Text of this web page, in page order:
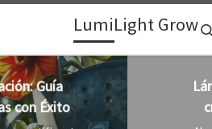
Skip to contentLumiLight Grow
Lámparas para indoor:
crecimiento óptimo